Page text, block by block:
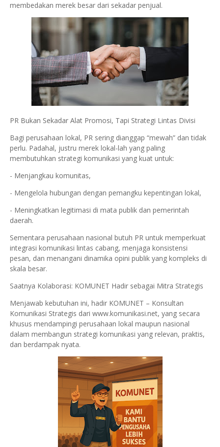
membedakan merek besar dari sekadar penjual.
PR Bukan Sekadar Alat Promosi, Tapi Strategi Lintas Divisi
Bagi perusahaan lokal, PR sering dianggap “mewah” dan tidak
perlu. Padahal, justru merek lokal-lah yang paling
membutuhkan strategi komunikasi yang kuat untuk:
- Menjangkau komunitas,
- Mengelola hubungan dengan pemangku kepentingan lokal,
- Meningkatkan legitimasi di mata publik dan pemerintah
daerah.
Sementara perusahaan nasional butuh PR untuk memperkuat
integrasi komunikasi lintas cabang, menjaga konsistensi
pesan, dan menangani dinamika opini publik yang kompleks di
skala besar.
Saatnya Kolaborasi: KOMUNET Hadir sebagai Mitra Strategis
Menjawab kebutuhan ini, hadir KOMUNET – Konsultan
Komunikasi Strategis dari www.komunikasi.net, yang secara
khusus mendampingi perusahaan lokal maupun nasional
dalam membangun strategi komunikasi yang relevan, praktis,
dan berdampak nyata.